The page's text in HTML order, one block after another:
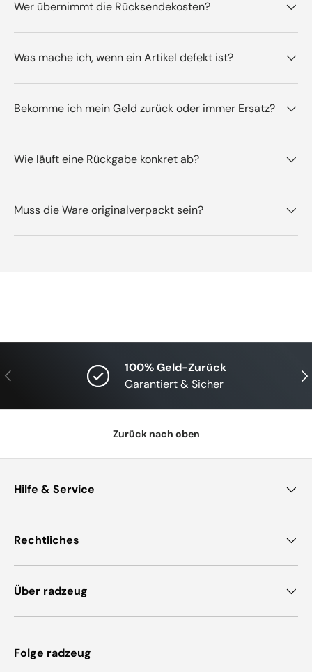
Wer übernimmt die Rücksendekosten?
Was mache ich, wenn ein Artikel defekt ist?
Bekomme ich mein Geld zurück oder immer Ersatz?
Wie läuft eine Rückgabe konkret ab?
Muss die Ware originalverpackt sein?
Vorherige
100% Geld-Zurück
Garantiert & Sicher
Zurück nach oben
Hilfe & Service
Rechtliches
Über radzeug
Folge radzeug